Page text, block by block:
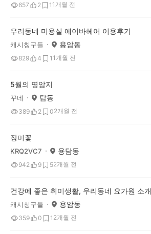
657 2 1 1개월 전
우리동네 미용실 에이바헤어 이용후기
캐시칭구들 용암동
829 4 1 1개월 전
5월의 명암지
꾸네 탑동
389 2 02개월 전
장미꽃
KRQ2VC7 용담동
942 9 52개월 전
건강에 좋은 취미생활, 우리동네 요가원 소개
캐시칭구들 용암동
359 0 1 2개월 전